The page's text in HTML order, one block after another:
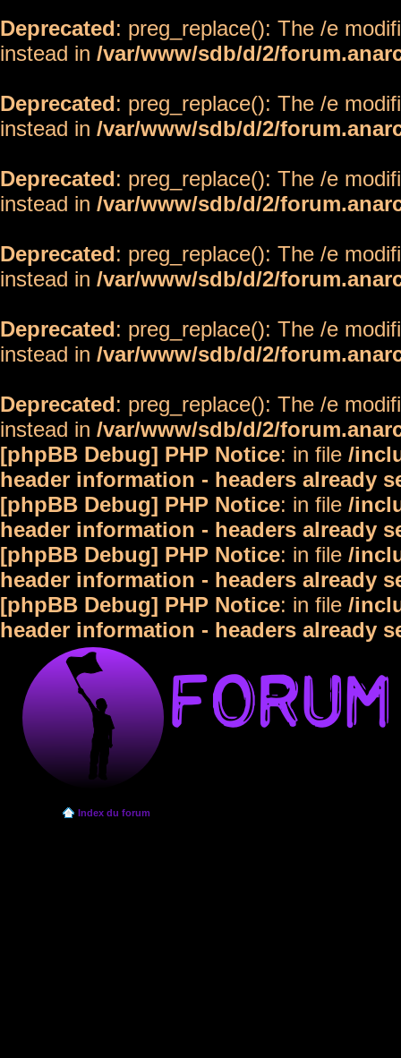
Deprecated: preg_replace(): The /e
instead in /var/www/sdb/d/2/
Deprecated: preg_replace(): The /e
instead in /var/www/sdb/d/2/
Deprecated: preg_replace(): The /e
instead in /var/www/sdb/d/2/
Deprecated: preg_replace(): The /e
instead in /var/www/sdb/d/2/
Deprecated: preg_replace(): The /e
instead in /var/www/sdb/d/2/
Deprecated: preg_replace(): The /e
instead in /var/www/sdb/d/2/
[phpBB Debug] PHP Notice: in file /
header information - headers already
[phpBB Debug] PHP Notice: in file /
header information - headers already
[phpBB Debug] PHP Notice: in file /
header information - headers already
[phpBB Debug] PHP Notice: in file /
header information - headers already
Index du forum